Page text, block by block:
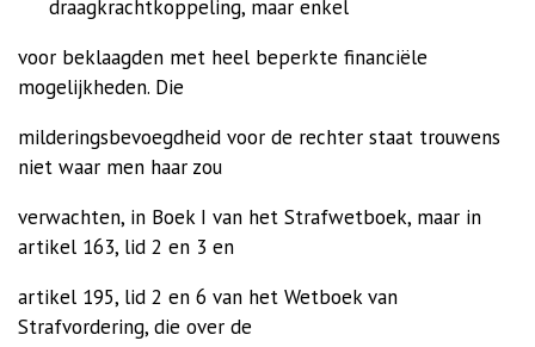
draagkrachtkoppeling, maar enkel
voor beklaagden met heel beperkte financiële
mogelijkheden. Die
milderingsbevoegdheid voor de rechter staat trouwens
niet waar men haar zou
verwachten, in Boek I van het Strafwetboek, maar in
artikel 163, lid 2 en 3 en
artikel 195, lid 2 en 6 van het Wetboek van
Strafvordering, die over de